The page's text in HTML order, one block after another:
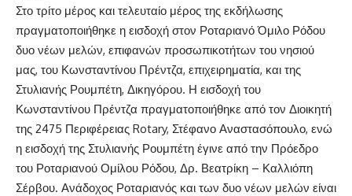
Στο τρίτο μέρος και τελευταίο μέρος της εκδήλωσης
πραγματοποιήθηκε η εισδοχή στον Ροταριανό Όμιλο Ρόδου
δυο νέων μελών, επιφανών προσωπικοτήτων του νησιού
μας, του Κωνσταντίνου Πρέντζα, επιχειρηματία, και της
Στυλιανής Ρουμπέτη, Δικηγόρου. Η εισδοχή του
Κωνσταντίνου Πρέντζα πραγματοποιήθηκε από τον Διοικητή
της 2475 Περιφέρειας Rotary, Στέφανο Αναστασόπουλο, ενώ
η εισδοχή της Στυλιανής Ρουμπέτη έγινε από την Πρόεδρο
του Ροταριανού Ομίλου Ρόδου, Δρ. Βεατρίκη – Καλλιόπη
Σέρβου. Ανάδοχος Ροταριανός και των δυο νέων μελών είναι